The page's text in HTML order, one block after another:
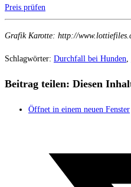
Preis prüfen
Grafik Karotte: http://
Schlagwörter: Durchfall bei Hunden,
Beitrag teilen: Diesen
Öffnet in einem neuen Fenster